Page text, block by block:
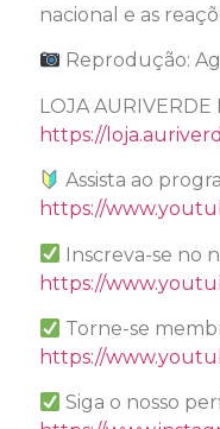
nacional e as
Reprodução:
LOJA AURIVERDE
https://
Assista ao
https://
Inscreva-se no
https://
Torne-se
https://
Siga o nosso